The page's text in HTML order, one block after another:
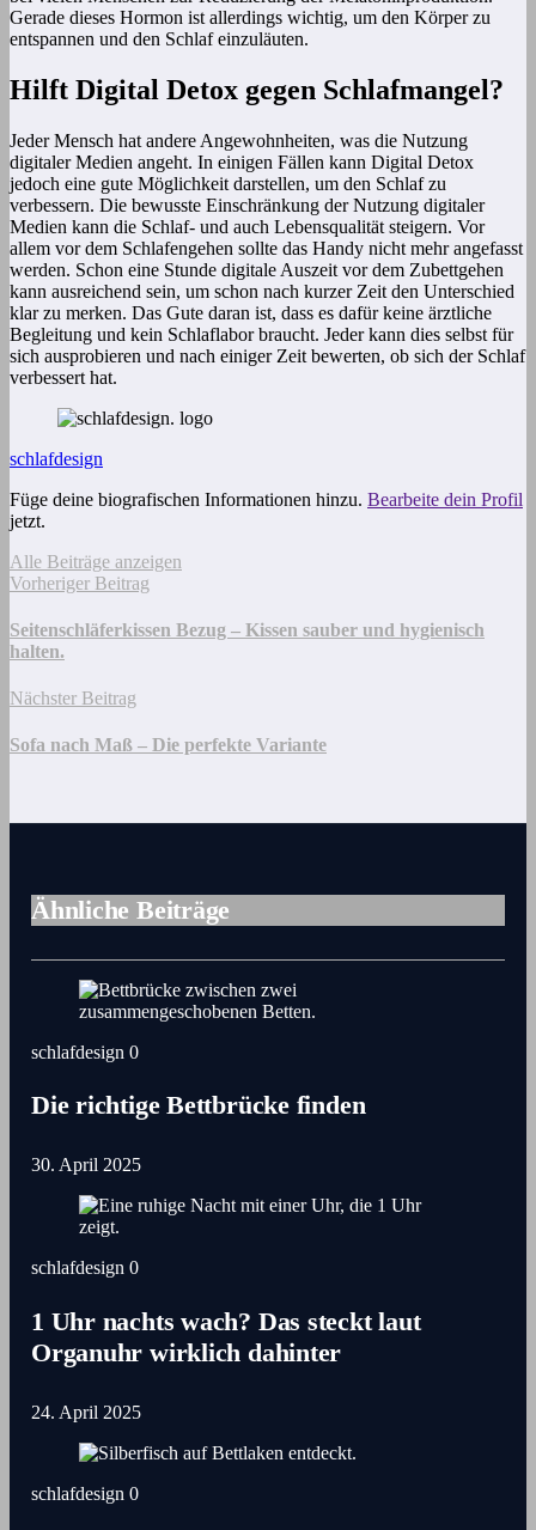
Gerade dieses Hormon ist allerdings wichtig, um den Körper zu
entspannen und den Schlaf einzuläuten.
Hilft Digital Detox gegen Schlafmangel?
Jeder Mensch hat andere Angewohnheiten, was die Nutzung
digitaler Medien angeht. In einigen Fällen kann Digital Detox
jedoch eine gute Möglichkeit darstellen, um den Schlaf zu
verbessern. Die bewusste Einschränkung der Nutzung digitaler
Medien kann die Schlaf- und auch Lebensqualität steigern. Vor
allem vor dem Schlafengehen sollte das Handy nicht mehr angefasst
werden. Schon eine Stunde digitale Auszeit vor dem Zubettgehen
kann ausreichend sein, um schon nach kurzer Zeit den Unterschied
klar zu merken. Das Gute daran ist, dass es dafür keine ärztliche
Begleitung und kein Schlaflabor braucht. Jeder kann dies selbst für
sich ausprobieren und nach einiger Zeit bewerten, ob sich der Schlaf
verbessert hat.
schlafdesign
Füge deine biografischen Informationen hinzu. Bearbeite dein Profil
jetzt.
Alle Beiträge anzeigen
Vorheriger Beitrag
Seitenschläferkissen Bezug – Kissen sauber und hygienisch
halten.
Nächster Beitrag
Sofa nach Maß – Die perfekte Variante
Ähnliche Beiträge
schlafdesign 0
Die richtige Bettbrücke finden
30. April 2025
schlafdesign 0
1 Uhr nachts wach? Das steckt laut
Organuhr wirklich dahinter
24. April 2025
schlafdesign 0